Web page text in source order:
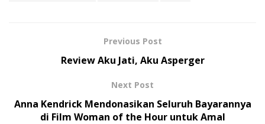
Previous Post
Review Aku Jati, Aku Asperger
Next Post
Anna Kendrick Mendonasikan Seluruh Bayarannya
di Film Woman of the Hour untuk Amal